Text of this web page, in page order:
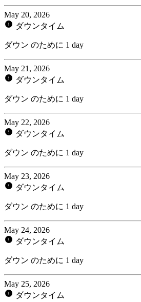
May 20, 2026
ダウンタイム
ダウン のために 1 day
May 21, 2026
ダウンタイム
ダウン のために 1 day
May 22, 2026
ダウンタイム
ダウン のために 1 day
May 23, 2026
ダウンタイム
ダウン のために 1 day
May 24, 2026
ダウンタイム
ダウン のために 1 day
May 25, 2026
ダウンタイム